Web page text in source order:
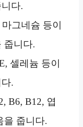
다.
그네슘 등이
줍니다.
셀레늄 등이
.
B6, B12, 엽
을 줍니다.